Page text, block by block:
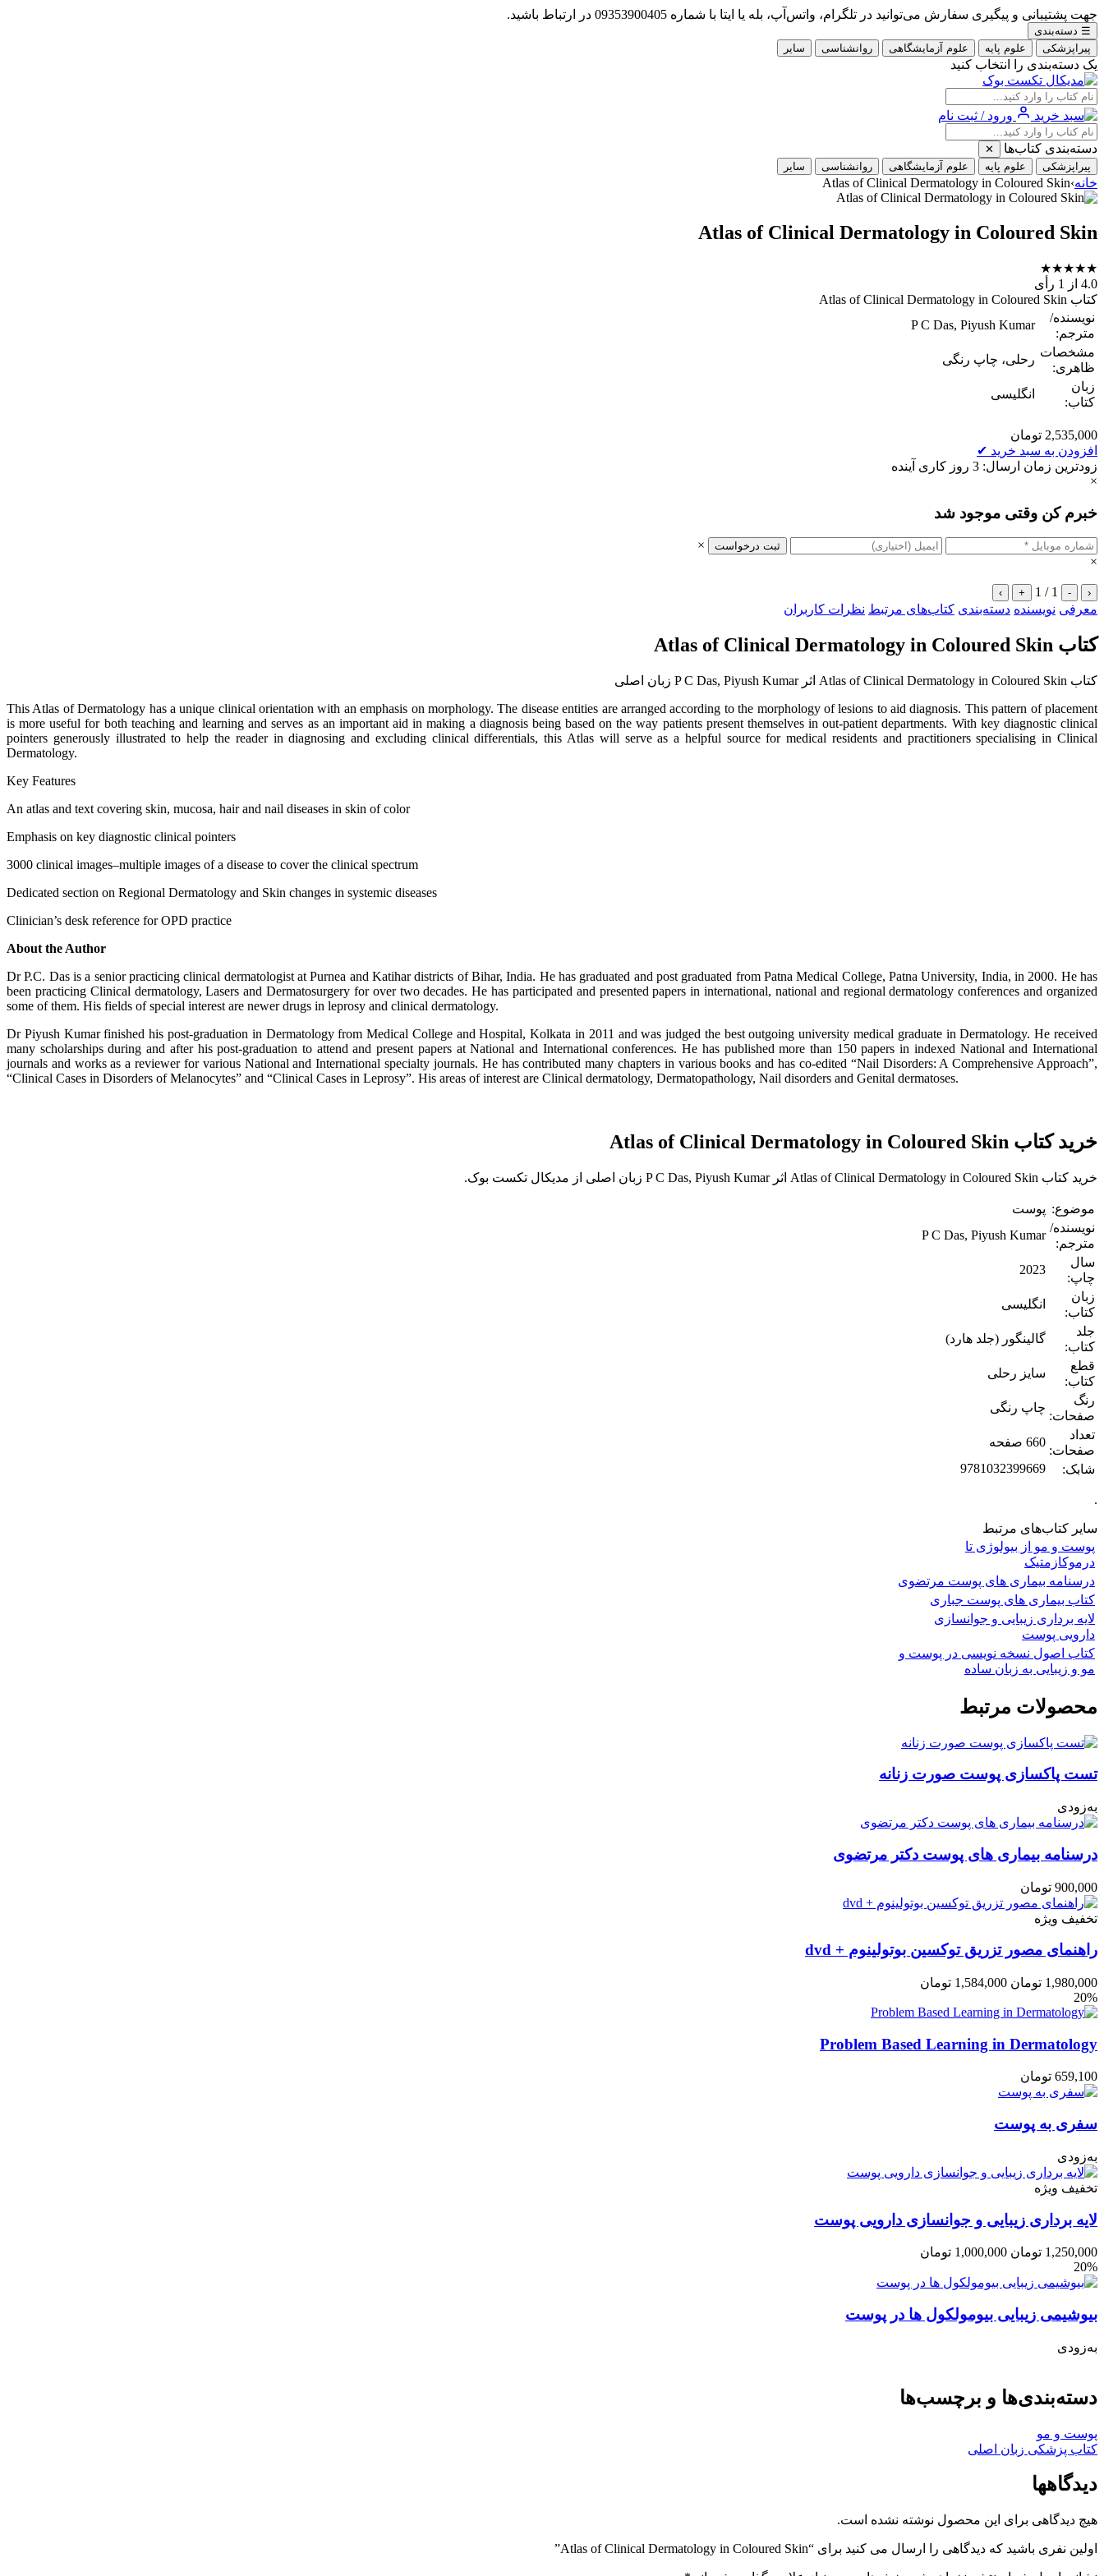
جهت پشتیبانی و پیگیری سفارش می‌توانید در تلگرام، واتس‌آپ، بله یا ایتا با شماره 09353900405 در ارتباط باشید.
☰ دسته‌بندی
پیراپزشکی
علوم پایه علوم آزمایشگاهی روانشناسی سایر
یک دسته‌بندی را انتخاب کنید
ورود / ثبت نام
دسته‌بندی کتاب‌ها
✕
پیراپزشکی
علوم پایه علوم آزمایشگاهی روانشناسی سایر
خانه›
Atlas of Clinical Dermatology in Coloured Skin
Atlas of Clinical Dermatology in Coloured Skin
★
★
★
★
★
4.0 از 1 رأی
کتاب Atlas of Clinical Dermatology in Coloured Skin
نویسنده/
مترجم:
P C Das, Piyush Kumar
مشخصات
ظاهری:
رحلی، چاپ رنگی
زبان
کتاب:
انگلیسی
2,535,000 تومان
افزودن به سبد خرید ✔
زودترین زمان ارسال: 3 روز کاری آینده
×
خبرم کن وقتی موجود شد
ثبت درخواست
×
×
‹
-
1 / 1
+
›
معرفی نویسنده دسته‌بندی کتاب‌های مرتبط نظرات کاربران
کتاب Atlas of Clinical Dermatology in Coloured Skin
کتاب Atlas of Clinical Dermatology in Coloured Skin اثر P C Das, Piyush Kumar زبان اصلی
This Atlas of Dermatology has a unique clinical orientation with an emphasis on morphology. The disease entities are arranged according to the morphology of lesions to aid diagnosis. This pattern of placement
is more useful for both teaching and learning and serves as an important aid in making a diagnosis being based on the way patients present themselves in out-patient departments. With key diagnostic clinical
pointers generously illustrated to help the reader in diagnosing and excluding clinical differentials, this Atlas will serve as a helpful source for medical residents and practitioners specialising in Clinical
Dermatology.
Key Features
An atlas and text covering skin, mucosa, hair and nail diseases in skin of color
Emphasis on key diagnostic clinical pointers
3000 clinical images–multiple images of a disease to cover the clinical spectrum
Dedicated section on Regional Dermatology and Skin changes in systemic diseases
Clinician’s desk reference for OPD practice
About the Author
Dr P.C. Das is a senior practicing clinical dermatologist at Purnea and Katihar districts of Bihar, India. He has graduated and post graduated from Patna Medical College, Patna University, India, in 2000. He has
been practicing Clinical dermatology, Lasers and Dermatosurgery for over two decades. He has participated and presented papers in international, national and regional dermatology conferences and organized
some of them. His fields of special interest are newer drugs in leprosy and clinical dermatology.
Dr Piyush Kumar finished his post-graduation in Dermatology from Medical College and Hospital, Kolkata in 2011 and was judged the best outgoing university medical graduate in Dermatology. He received
many scholarships during and after his post-graduation to attend and present papers at National and International conferences. He has published more than 150 papers in indexed National and International
journals and works as a reviewer for various National and International specialty journals. He has contributed many chapters in various books and has co-edited “Nail Disorders: A Comprehensive Approach”,
“Clinical Cases in Disorders of Melanocytes” and “Clinical Cases in Leprosy”. His areas of interest are Clinical dermatology, Dermatopathology, Nail disorders and Genital dermatoses.
خرید کتاب Atlas of Clinical Dermatology in Coloured Skin
خرید کتاب Atlas of Clinical Dermatology in Coloured Skin اثر P C Das, Piyush Kumar زبان اصلی از مدیکال تکست بوک.
موضوع: پوست
نویسنده/
مترجم:
P C Das, Piyush Kumar
سال
چاپ:
2023
زبان
کتاب:
انگلیسی
جلد
کتاب:
گالینگور (جلد هارد)
قطع
کتاب:
سایز رحلی
رنگ
صفحات:
چاپ رنگی
تعداد
صفحات:
660 صفحه
شابک:
9781032399669
.
سایر کتاب‌های مرتبط
پوست و مو از بیولوژی تا
درموکازمتیک
درسنامه بیماری های پوست مرتضوی
کتاب بیماری های پوست جباری
لایه برداری زیبایی و جوانسازی
دارویی پوست
کتاب اصول نسخه نویسی در پوست و
مو و زیبایی به زبان ساده
محصولات مرتبط
تست پاکسازی پوست صورت زنانه
به‌زودی
درسنامه بیماری های پوست دکتر مرتضوی
900,000 تومان
تخفیف ویژه
راهنمای مصور تزریق توکسین بوتولینوم + dvd
1,980,000 تومان 1,584,000 تومان
20%
Problem Based Learning in Dermatology
659,100 تومان
سفری به پوست
به‌زودی
تخفیف ویژه
لایه برداری زیبایی و جوانسازی دارویی پوست
1,250,000 تومان 1,000,000 تومان
20%
بیوشیمی زیبایی بیومولکول ها در پوست
به‌زودی
دسته‌بندی‌ها و برچسب‌ها
پوست و مو
کتاب پزشکی زبان اصلی
دیدگاهها
هیچ دیدگاهی برای این محصول نوشته نشده است.
اولین نفری باشید که دیدگاهی را ارسال می کنید برای “Atlas of Clinical Dermatology in Coloured Skin”